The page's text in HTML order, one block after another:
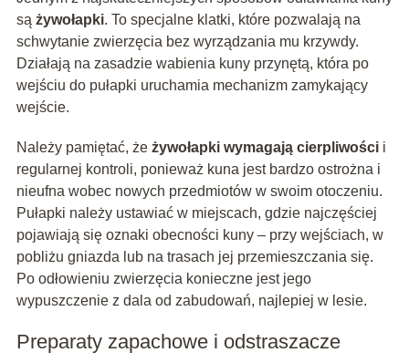
są żywołapki. To specjalne klatki, które pozwalają na
schwytanie zwierzęcia bez wyrządzania mu krzywdy.
Działają na zasadzie wabienia kuny przynętą, która po
wejściu do pułapki uruchamia mechanizm zamykający
wejście.
Należy pamiętać, że żywołapki wymagają cierpliwościi
regularnej kontroli, ponieważ kuna jest bardzo ostrożna i
nieufna wobec nowych przedmiotów w swoim otoczeniu.
Pułapki należy ustawiać w miejscach, gdzie najczęściej
pojawiają się oznaki obecności kuny – przy wejściach, w
pobliżu gniazda lub na trasach jej przemieszczania się.
Po odłowieniu zwierzęcia konieczne jest jego
wypuszczenie z dala od zabudowań, najlepiej w lesie.
Preparaty zapachowe i odstraszacze